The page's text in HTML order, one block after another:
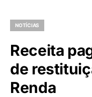
NOTÍCIAS
Receita
de
Renda